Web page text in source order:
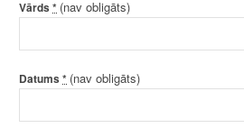
Vārds* (nav obligāts)
Datums* (nav obligāts)